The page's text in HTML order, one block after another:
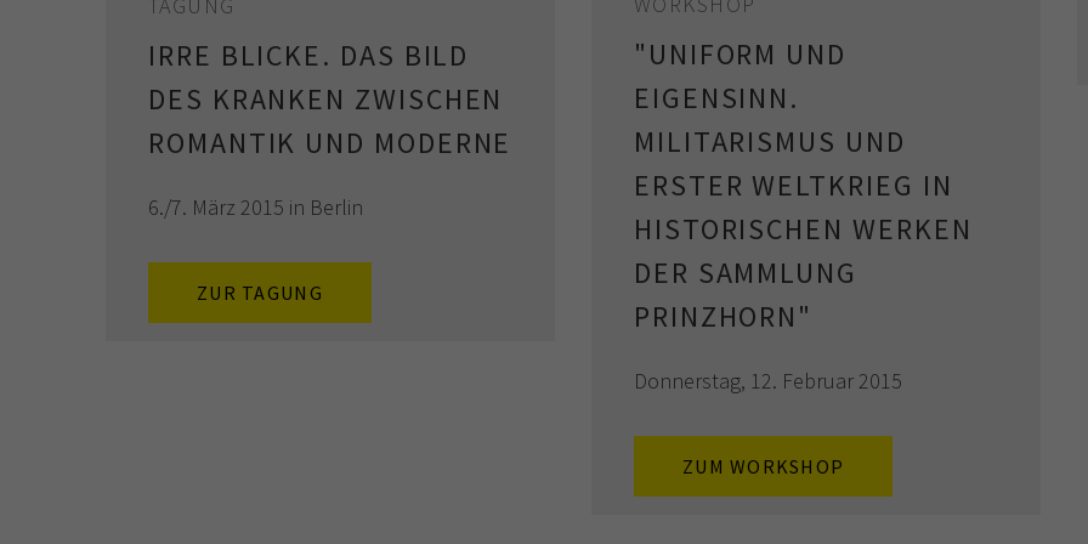
IRRE BLICKE. DAS BILD
DES KRANKEN ZWISCHEN
ROMANTIK UND MODERNE
6./7. März 2015 in Berlin
ZUR TAGUNG
"UNIFORM UND
EIGENSINN.
MILITARISMUS UND
ERSTER WELTKRIEG IN
HISTORISCHEN WERKEN
DER SAMMLUNG
PRINZHORN"
Donnerstag, 12. Februar 2015
ZUM WORKSHOP